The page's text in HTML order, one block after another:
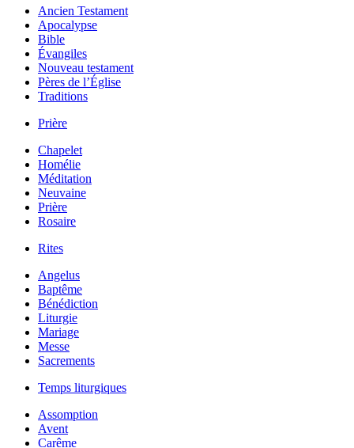
Ancien Testament
Apocalypse
Bible
Évangiles
Nouveau testament
Pères de l’Église
Traditions
Prière
Chapelet
Homélie
Méditation
Neuvaine
Prière
Rosaire
Rites
Angelus
Baptême
Bénédiction
Liturgie
Mariage
Messe
Sacrements
Temps liturgiques
Assomption
Avent
Carême